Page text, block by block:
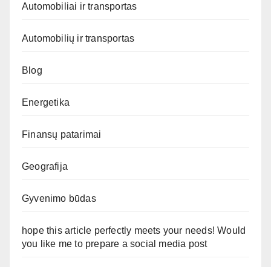
Automobiliai ir transportas
Automobilių ir transportas
Blog
Energetika
Finansų patarimai
Geografija
Gyvenimo būdas
hope this article perfectly meets your needs! Would
you like me to prepare a social media post